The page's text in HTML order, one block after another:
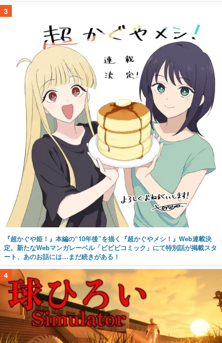
3
『超かぐや姫！』本編の“10年後”を描く『超かぐやメシ！』Web連載決
定。新たなWebマンガレーベル「ビビビコミック」にて特別話が掲載スタ
ート、あのお話には…まだ続きがある！
4